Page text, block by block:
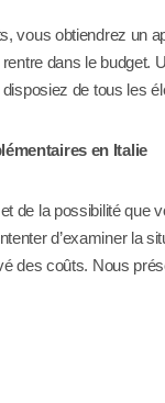
vous obtiendrez un
dans le budget.
de tous les
en Italie
de la possibilité que
d’examiner la
des coûts. Nous